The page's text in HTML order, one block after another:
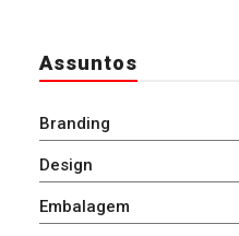
Assuntos
Branding
Design
Embalagem